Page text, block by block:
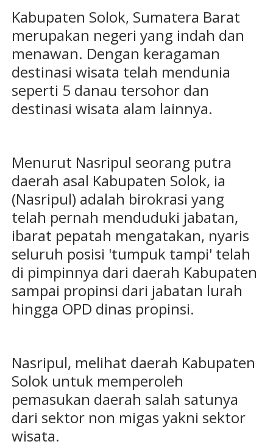
Kabupaten Solok, Sumatera Barat
merupakan negeri yang indah dan
menawan. Dengan keragaman
destinasi wisata telah mendunia
seperti 5 danau tersohor dan
destinasi wisata alam lainnya.
Menurut Nasripul seorang putra
daerah asal Kabupaten Solok, ia
(Nasripul) adalah birokrasi yang
telah pernah menduduki jabatan,
ibarat pepatah mengatakan, nyaris
seluruh posisi 'tumpuk tampi' telah
di pimpinnya dari daerah Kabupaten
sampai propinsi dari jabatan lurah
hingga OPD dinas propinsi.
Nasripul, melihat daerah Kabupaten
Solok untuk memperoleh
pemasukan daerah salah satunya
dari sektor non migas yakni sektor
wisata.